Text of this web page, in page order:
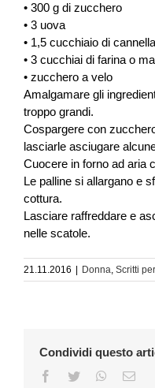
• 300 g di zucchero
• 3 uova
• 1,5 cucchiaio di cannella
• 3 cucchiai di farina o
• zucchero a velo
Amalgamare gli
troppo grandi.
Cospargere con
lasciarle asciugare
Cuocere in forno ad aria
Le palline si allargano e
cottura.
Lasciare raffreddare e
nelle scatole.
21.11.2016 Donna, Scritti
Condividi questo
Facebook
Twitter WhatsApp